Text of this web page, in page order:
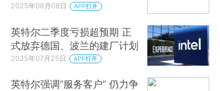
2025年08月08日 APP打开
英特尔二季度亏损超预期 正
式放弃德国、波兰的建厂计划
2025年07月25日 APP打开
英特尔强调“服务客户” 仍力争